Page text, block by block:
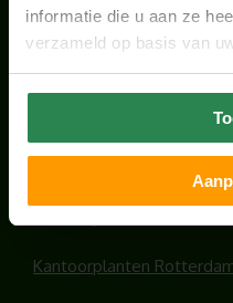
informatie die u aan ze
verzameld op basis van
HANDIGE LINKS
Office plants
Kantoorplanten